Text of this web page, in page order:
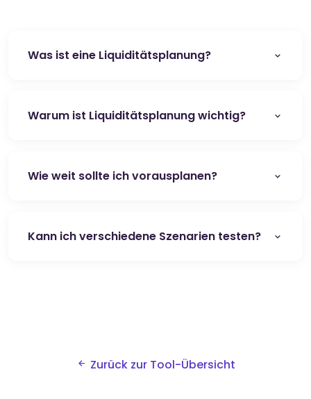
Was ist eine Liquiditätsplanung?
Warum ist Liquiditätsplanung wichtig?
Wie weit sollte ich vorausplanen?
Kann ich verschiedene Szenarien testen?
Zurück zur Tool-Übersicht